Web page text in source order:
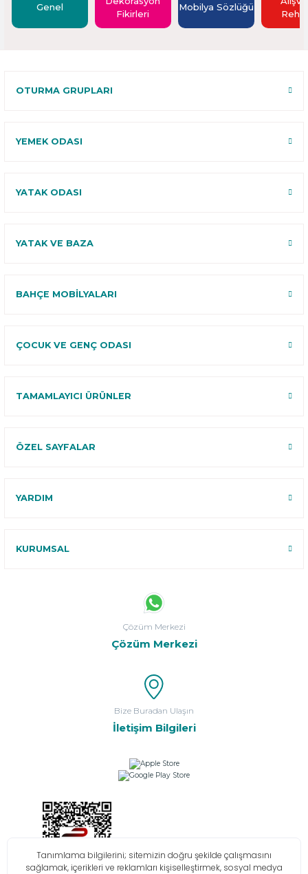
Genel
Fikirleri
Mobilya Sözlüğü
OTURMA GRUPLARI
YEMEK ODASI
YATAK ODASI
YATAK VE BAZA
BAHÇE MOBİLYALARI
ÇOCUK VE GENÇ ODASI
TAMAMLAYICI ÜRÜNLER
ÖZEL SAYFALAR
YARDIM
KURUMSAL
Çözüm Merkezi
Çözüm Merkezi
Bize Buradan Ulaşın
İletişim Bilgileri